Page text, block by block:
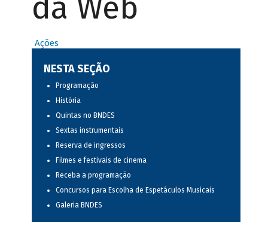
da Web
Ações
NESTA SEÇÃO
Programação
História
Quintas no BNDES
Sextas instrumentais
Reserva de ingressos
Filmes e festivais de cinema
Receba a programação
Concursos para Escolha de Espetáculos Musicais
Galeria BNDES